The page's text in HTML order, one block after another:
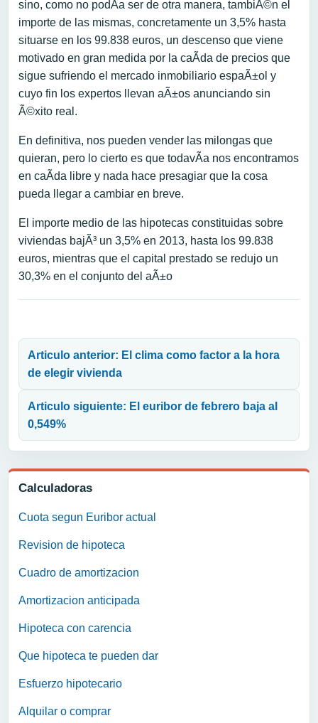
Calculadoras
Cuota segun Euribor actual
Revision de hipoteca
Cuadro de amortizacion
Amortizacion anticipada
Hipoteca con carencia
Que hipoteca te pueden dar
Esfuerzo hipotecario
Alquilar o comprar
sino, como no podÃ­a ser de otra manera, tambiÃ©n el
importe de las mismas, concretamente un 3,5% hasta
situarse en los 99.838 euros, un descenso que viene
motivado en gran medida por la caÃ­da de precios que
sigue sufriendo el mercado inmobiliario espaÃ±ol y
cuyo fin los expertos llevan aÃ±os anunciando sin
Ã©xito real.
En definitiva, nos pueden vender las milongas que
quieran, pero lo cierto es que todavÃ­a nos encontramos
en caÃ­da libre y nada hace presagiar que la cosa
pueda llegar a cambiar en breve.
El importe medio de las hipotecas constituidas sobre
viviendas bajÃ³ un 3,5% en 2013, hasta los 99.838
euros, mientras que el capital prestado se redujo un
30,3% en el conjunto del aÃ±o
Articulo anterior: El clima como factor a la hora
de elegir vivienda
Articulo siguiente: El euribor de febrero baja al
0,549%